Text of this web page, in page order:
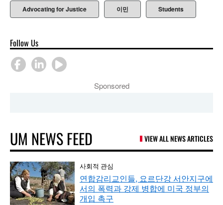
Advocating for Justice 이민 Students
Follow Us
Sponsored
UM NEWS FEED VIEW ALL NEWS ARTICLES
사회적 관심
연합감리교인들, 요르단강 서안지구에
서의 폭력과 강제 병합에 미국 정부의
개입 촉구